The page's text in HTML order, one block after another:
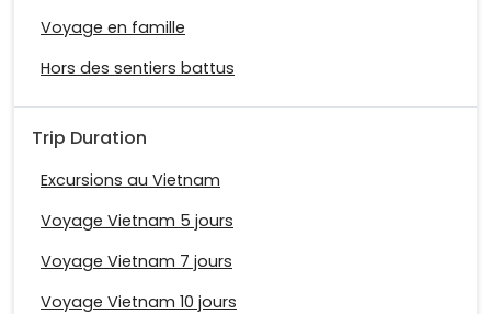
Voyage en famille
Hors des sentiers battus
Trip Duration
Excursions au Vietnam
Voyage Vietnam 5 jours
Voyage Vietnam 7 jours
Voyage Vietnam 10 jours